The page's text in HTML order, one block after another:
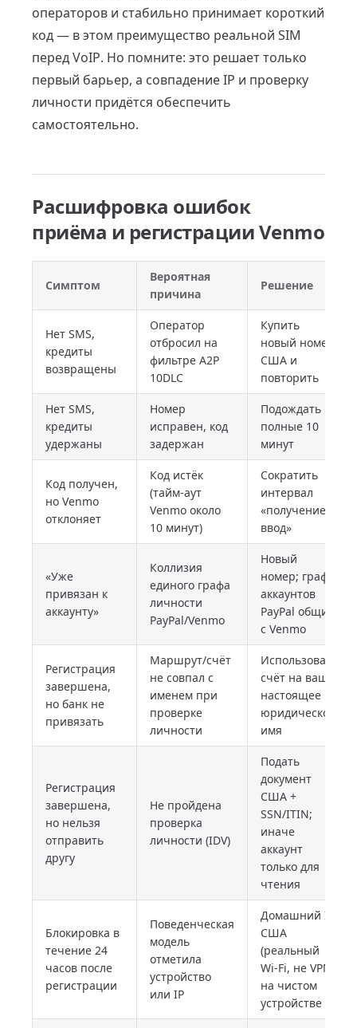
операторов и стабильно принимает короткий
код — в этом преимущество реальной SIM
перед VoIP. Но помните: это решает только
первый барьер, а совпадение IP и проверку
личности придётся обеспечить
самостоятельно.
Расшифровка ошибок
приёма и регистрации Venmo
Симптом
Вероятная
причина
Решение
Нет SMS,
кредиты
возвращены
Оператор
отбросил на
фильтре A2P
10DLC
Купить
новый номер
США и
повторить
Нет SMS,
кредиты
удержаны
Номер
исправен, код
задержан
Подождать
полные 10
минут
Код получен,
но Venmo
отклоняет
Код истёк
(тайм-аут
Venmo около
10 минут)
Сократить
интервал
«получение—
ввод»
«Уже
привязан к
аккаунту»
Коллизия
единого графа
личности
PayPal/Venmo
Новый
номер; граф
аккаунтов
PayPal общий
с Venmo
Регистрация
завершена,
но банк не
привязать
Маршрут/счёт
не совпал с
именем при
проверке
личности
Использовать
счёт на ваше
настоящее
юридическое
имя
Регистрация
завершена,
но нельзя
отправить
другу
Не пройдена
проверка
личности (IDV)
Подать
документ
США +
SSN/ITIN;
иначе
аккаунт
только для
чтения
Блокировка в
течение 24
часов после
регистрации
Поведенческая
модель
отметила
устройство
или IP
Домашний IP
США
(реальный
Wi-Fi, не VPN)
на чистом
устройстве